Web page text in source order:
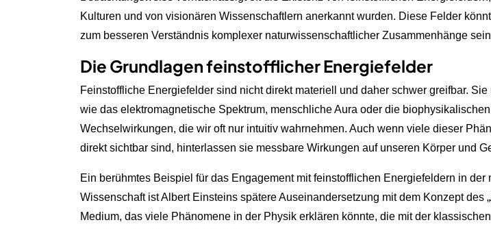
Kulturen und von visionären Wissenschaftlern anerkannt wurden. Diese Felder
zum besseren Verständnis komplexer naturwissenschaftlicher Zusammenhänge
Die Grundlagen feinstofflicher Energiefelder
Feinstoffliche Energiefelder sind nicht direkt materiell und daher schwer greifbar. Sie
wie das elektromagnetische Spektrum, menschliche Aura oder die biophysikalischen
Wechselwirkungen, die wir oft nur intuitiv wahrnehmen. Auch wenn viele dieser
direkt sichtbar sind, hinterlassen sie messbare Wirkungen auf unseren Körper und
Ein berühmtes Beispiel für das Engagement mit feinstofflichen Energiefeldern in der
Wissenschaft ist Albert Einsteins spätere Auseinandersetzung mit dem Konzept des
Medium, das viele Phänomene in der Physik erklären könnte, die mit der